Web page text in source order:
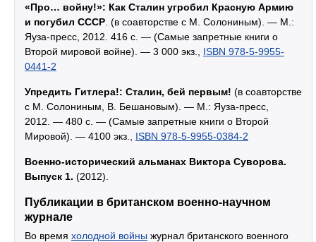
«Про… войну!»: Как Сталин угробил Красную Армию
и погубил СССР . (в соавторстве с М. Солониным). — М.:
Яуза-пресс, 2012. 416 с. — (Самые запретные книги о
Второй мировой войне). — 3 000 экз., ISBN 978-5-9955-
0441-2
Упредить Гитлера!: Сталин, бей первым! (в соавторстве
с М. Солониным, В. Бешановым). — М.: Яуза-пресс,
2012. — 480 с. — (Самые запретные книги о Второй
Мировой). — 4100 экз., ISBN 978-5-9955-0384-2
Военно-исторический альманах Виктора Суворова.
Выпуск 1. (2012).
Публикации в британском военно-научном
журнале
Во время холодной войны журнал британского военного